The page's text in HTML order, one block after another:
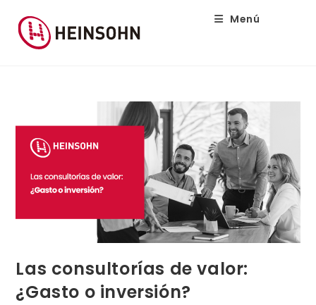
Menú
Las consultorías de valor:
¿Gasto o inversión?